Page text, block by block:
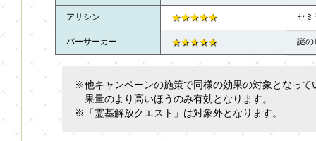
アサシン ★★★★★ セミ
バーサーカー ★★★★★ 謎の
※他キャンペーンの施策で同様の効果の対象となって
果量のより高いほうのみ有効となります。
※「霊基解放クエスト」は対象外となります。